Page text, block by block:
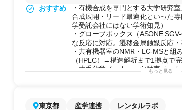
おすすめ
・有機合成を専門とする大学研究
合成展開・リード最適化といった
学受託会社にはない学術知見）
・グローブボックス（ASONE
な反応に対応。遷移金属触媒反応
・共有機器室のNMR・LC-MSと
（HPLC）→構造解析まで1拠点で
・大手化学メーカー・自動車メー
化合物合成/TLC/精製/HPLC/構造
もっと見る
東京都 産学連携 レンタルラボ